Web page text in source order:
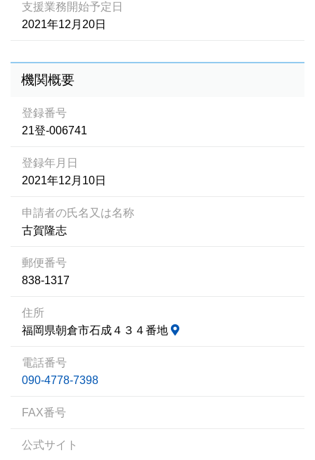
支援業務開始予定日
2021年12月20日
機関概要
登録番号
21登-006741
登録年月日
2021年12月10日
申請者の氏名又は名称
古賀隆志
郵便番号
838-1317
住所
福岡県朝倉市石成４３４番地
電話番号
090-4778-7398
FAX番号
公式サイト